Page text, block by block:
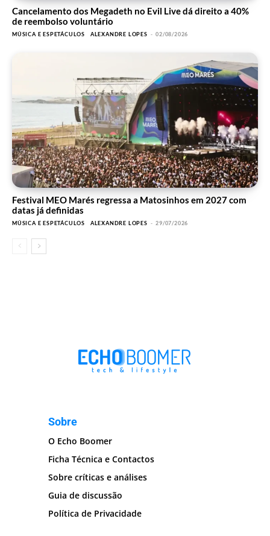
Cancelamento dos Megadeth no Evil Live dá direito a 40%
de reembolso voluntário
MÚSICA E ESPETÁCULOS ALEXANDRE LOPES - 02/08/2026
Festival MEO Marés regressa a Matosinhos em 2027 com
datas já definidas
MÚSICA E ESPETÁCULOS ALEXANDRE LOPES - 29/07/2026
Sobre
O Echo Boomer
Ficha Técnica e Contactos
Sobre críticas e análises
Guia de discussão
Política de Privacidade